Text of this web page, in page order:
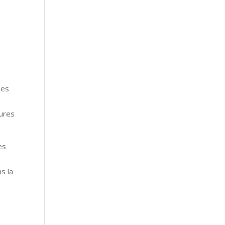
la